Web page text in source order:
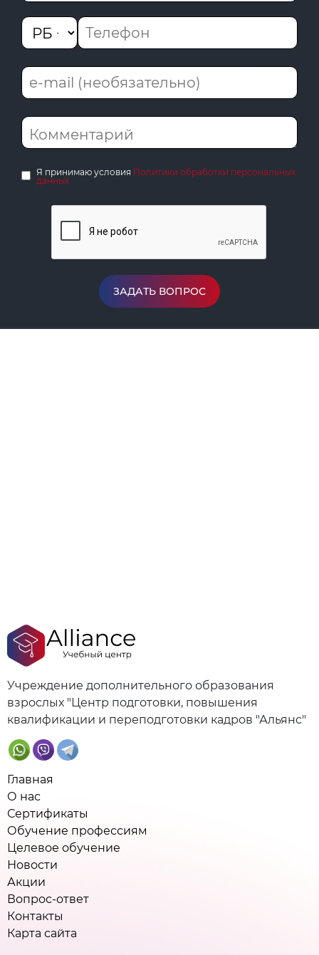
Я принимаю условия Политики обработки персональных
данных
ЗАДАТЬ ВОПРОС
Учреждение дополнительного образования
взрослых "Центр подготовки, повышения
квалификации и переподготовки кадров "Альянс"
Главная
О нас
Сертификаты
Обучение профессиям
Целевое обучение
Новости
Акции
Вопрос-ответ
Контакты
Карта сайта